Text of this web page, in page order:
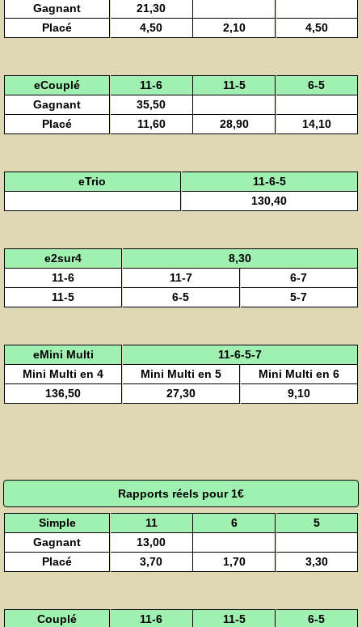
Gagnant
21,30
Placé
4,50 2,10 4,50
eCouplé 11-6 11-5
6-5
Gagnant
35,50
Placé
11,60 28,90 14,10
eTrio
11-6-5
130,40
e2sur4
8,30
11-6
11-7
6-7
11-5
6-5 5-7
eMini Multi
11-6-5-7
Mini Multi en 4
Mini Multi en 5
Mini Multi en 6
136,50
27,30 9,10
Rapports réels pour 1€
Simple 11 6
5
Gagnant
13,00
Placé
3,70 1,70 3,30
Couplé 11-6 11-5 6-5